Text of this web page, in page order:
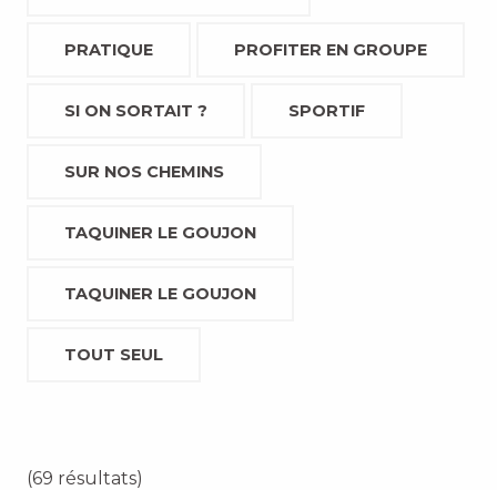
PRATIQUE PROFITER EN GROUPE
SI ON SORTAIT ? SPORTIF
SUR NOS CHEMINS
TAQUINER LE GOUJON
TAQUINER LE GOUJON
TOUT SEUL
(69 résultats)